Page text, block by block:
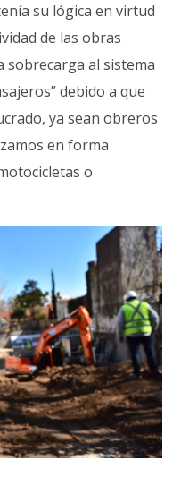
su lógica en virtud
de las obras
sobrecarga al sistema
debido a que
ya sean obreros
en forma
o